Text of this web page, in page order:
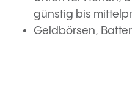
günstig bis
Geldbörsen,